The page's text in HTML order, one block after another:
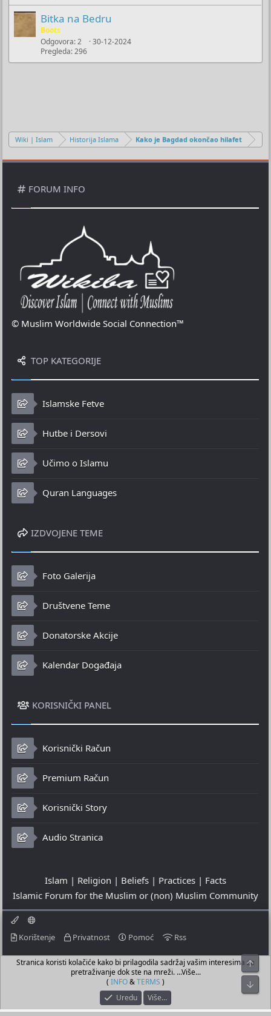
Bitka na Bedru
Boots
Odgovora 2
Pregleda 296
30-12-2024
Wiki | Islam Historija Islama Kako je Bagdad okončao hilafet
FORUM INFO
© Muslim Worldwide Social Connection™
TOP KATEGORIJE
Islamske Fetve
Hutbe i Dersovi
Učimo o Islamu
Quran Languages
IZDVOJENE TEME
Foto Galerija
Društvene Teme
Donatorske Akcije
Kalendar Događaja
KORISNIČKI PANEL
Korisnički Račun
Premium Račun
Korisnički Story
Audio Stranica
Islam | Religion | Beliefs | Practices | Facts
Islamic Forum for the Muslim or (non) Muslim Community
Korištenje Privatnost Pomoć Rss
© 2023 - 08-08-2026
© Islamic Community Platform ®
Stranica koristi kolačiće kako bi prilagodila sadržaj vašim interesima za
pretraživanje dok ste na mreži. ...Više...
( INFO&TERMS )
Uredu
Više…
Top